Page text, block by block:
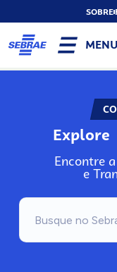
SOBRE
MENU
Explore
Encontre
e